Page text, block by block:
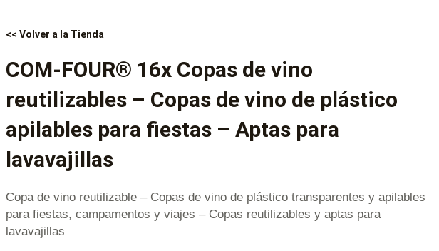
<< Volver a la Tienda
COM-FOUR® 16x Copas de vino
reutilizables – Copas de vino de plástico
apilables para fiestas – Aptas para
lavavajillas
Copa de vino reutilizable – Copas de vino de plástico transparentes y apilables
para fiestas, campamentos y viajes – Copas reutilizables y aptas para
lavavajillas